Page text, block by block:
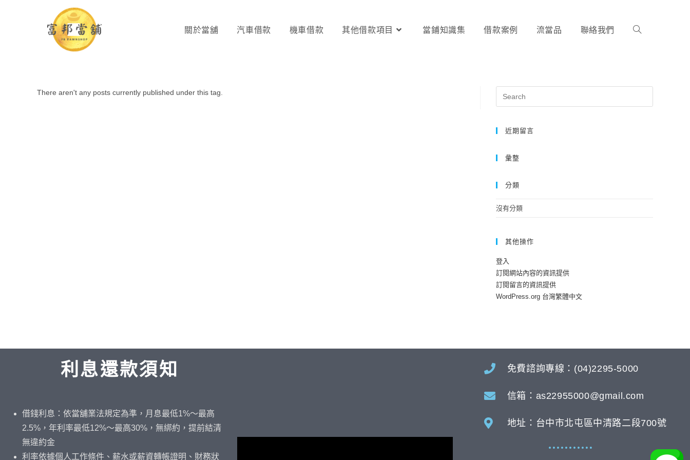
關於當舖 汽車借款 機車借款 其他借款項目 當鋪知識集 借款案例 流當品 聯絡我們
There aren't any posts currently published under this tag.
近期留言
彙整
分類
沒有分類
其他操作
登入
訂閱網站內容的資訊提供
訂閱留言的資訊提供
WordPress.org 台灣繁體中文
利息還款須知
借錢利息：依當舖業法規定為準，月息最低1%～最高
2.5%，年利率最低12%～最高30%，無綁約，提前結清
無違約金
利率依據個人工作條件、薪水或薪資轉帳證明、財務狀
免費諮詢專線：(04)2295-5000
信箱：as22955000@gmail.com
地址：台中市北屯區中清路二段700號